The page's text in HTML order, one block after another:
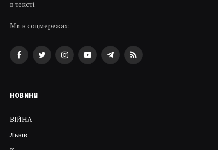
в тексті.
Ми в соцмережах:
FacebookTwitterInstagramYouTubeTelegramRSS
НОВИНИ
ВІЙНА
Львів